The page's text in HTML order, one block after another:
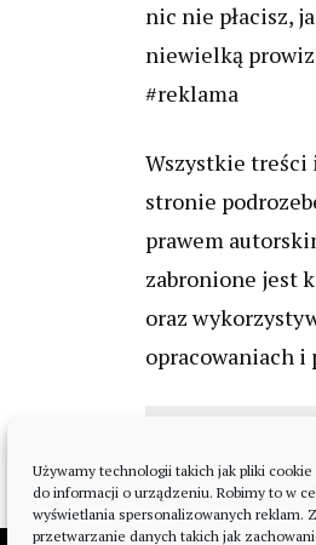
Używamy technologii takich jak pliki
do informacji o urządzeniu. Robimy to w
wyświetlania spersonalizowanych reklam.
przetwarzanie danych takich jak
nic nie płacisz,
niewielką
#reklama
Wszystkie treści
stronie
prawem
zabronione jest
oraz
opracowaniach i